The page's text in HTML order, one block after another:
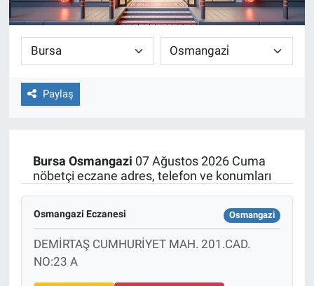
Paylaş
Bursa Osmangazi 07 Ağustos 2026 Cuma
nöbetçi eczane adres, telefon ve konumları
Osmangazi Eczanesi Osmangazi
DEMİRTAŞ CUMHURİYET MAH. 201.CAD.
NO:23 A